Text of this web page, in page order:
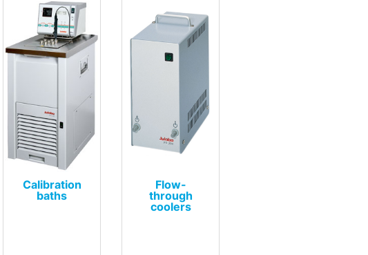
Calibration
baths
Flow-
through
coolers